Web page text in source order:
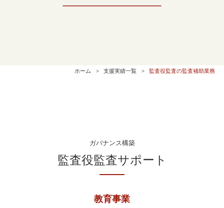
ホーム 支援実績一覧 監査役監査の監査補助業務
ガバナンス構築
監査役監査サポート
教育事業